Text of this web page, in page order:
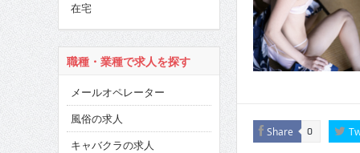
Share 0
在宅
職種・業種で求人を探す
メールオペレーター
風俗の求人
キャバクラの求人